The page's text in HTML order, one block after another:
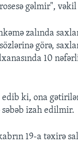
gəlmir",
zalında
görə,
10
edib ki, ona
izah edilmir.
19-a təxirə